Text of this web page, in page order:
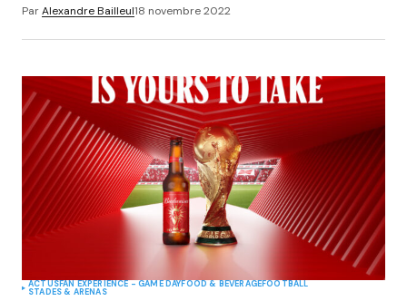
ParAlexandre Bailleul18 novembre 2022
ACTUSFAN EXPERIENCE - GAME DAYFOOD & BEVERAGEFOOTBALL
STADES & ARENAS